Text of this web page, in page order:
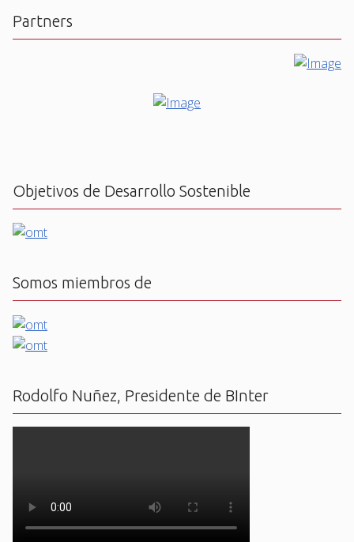
Partners
Objetivos de Desarrollo Sostenible
Somos miembros de
Rodolfo Nuñez, Presidente de BInter